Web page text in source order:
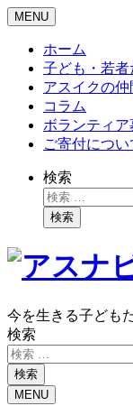
MENU
ホーム
子ども・若者
アスイクの仲
コラム
ボランティア
ご寄付につい
検索
検索
今を生きる子ども
検索
検索
MENU